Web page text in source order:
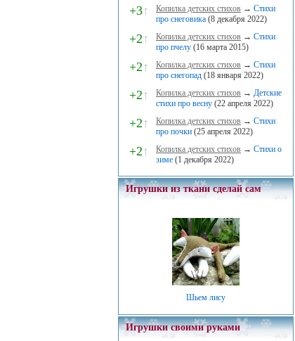
+3↑ Копилка детских стихов → Стихи
про снеговика (8 декабря 2022)
+2↑ Копилка детских стихов → Стихи
про пчелу (16 марта 2015)
+2↑ Копилка детских стихов → Стихи
про снегопад (18 января 2022)
+2↑ Копилка детских стихов → Детские
стихи про весну (22 апреля 2022)
+2↑ Копилка детских стихов → Стихи
про почки (25 апреля 2022)
+2↑ Копилка детских стихов → Стихи о
зиме (1 декабря 2022)
Игрушки из ткани сделай сам
Шьем лису
Игрушки своими руками